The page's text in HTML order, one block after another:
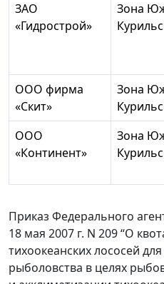
ЗАО
«Гидрострой»
Зона
ООО фирма
«Скит»
Зона
ООО
«Континент»
Зона
Приказ Федерального
18 мая 2007 г. N 209 “О
тихоокеанских лососей
рыболовства в целях